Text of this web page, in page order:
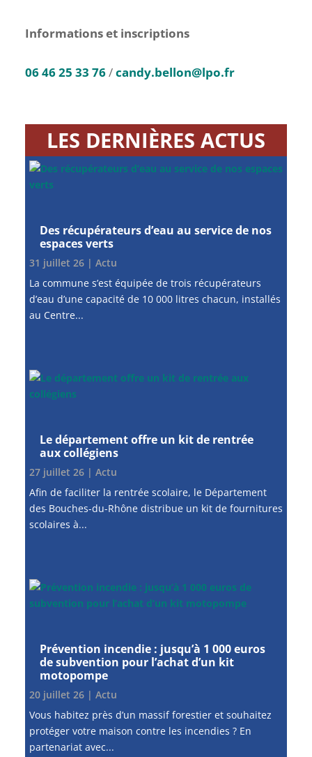
Informations et inscriptions
06 46 25 33 76/candy.bellon@lpo.fr
LES DERNIÈRES ACTUS
Des récupérateurs d’eau au service de nos
espaces verts
31 juillet 26| Actu
La commune s’est équipée de trois récupérateurs
d’eau d’une capacité de 10 000 litres chacun, installés
au Centre...
Le département offre un kit de rentrée
aux collégiens
27 juillet 26| Actu
Afin de faciliter la rentrée scolaire, le Département
des Bouches-du-Rhône distribue un kit de fournitures
scolaires à...
Prévention incendie : jusqu’à 1 000 euros
de subvention pour l’achat d’un kit
motopompe
20 juillet 26| Actu
Vous habitez près d’un massif forestier et souhaitez
protéger votre maison contre les incendies ? En
partenariat avec...